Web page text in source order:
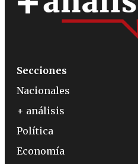
Secciones
Nacionales
+ análisis
Política
Economía